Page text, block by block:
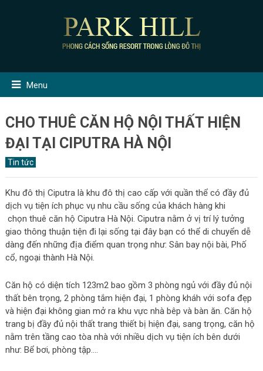
Menu
CHO THUÊ CĂN HỘ NỘI THẤT HIỆN
ĐẠI TẠI CIPUTRA HÀ NỘI
Tin tức
Khu đô thị Ciputra là khu đô thị cao cấp với quần thể có đầy đủ
dịch vụ tiện ích phục vụ nhu cầu sống của khách hàng khi
chọn thuê căn hộ Ciputra Hà Nội. Ciputra nằm ở vị trí lý tưởng
giao thông thuận tiện đi lại sống tại đây bạn có thể di chuyển dễ
dàng đến những địa điểm quan trọng như: Sân bay nội bài, Phố
cổ, ngoại thành Hà Nội.
Căn hộ có diện tích 123m2 bao gồm 3 phòng ngủ với đầy đủ nội
thất bên trọng, 2 phòng tắm hiện đại, 1 phòng kháh với sofa đẹp
và hiện đại không gian mở ra khu vực nhà bêp và bàn ăn. Căn hộ
trang bị đầy đủ nội thất trang thiết bị hiện đại, sang trọng, căn hộ
nằm trên tầng cao tòa nhà với nhiều dịch vụ tiện ích bên dưới
như: Bể bơi, phòng tập….